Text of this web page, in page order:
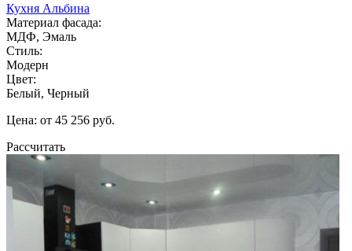
Кухня Альбина
Материал фасада:
МДФ, Эмаль
Стиль:
Модерн
Цвет:
Белый, Черный
Цена: от 45 256 руб.
Рассчитать